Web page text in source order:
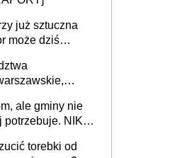
już sztuczna
może dziś
jednostek
ale gminy nie
potrzebuje. NIK
torebki od